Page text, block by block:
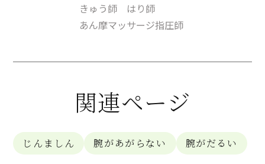
きゅう師 はり師
あん摩マッサージ指圧師
関連ページ
じんましん 腕があがらない 腕がだるい